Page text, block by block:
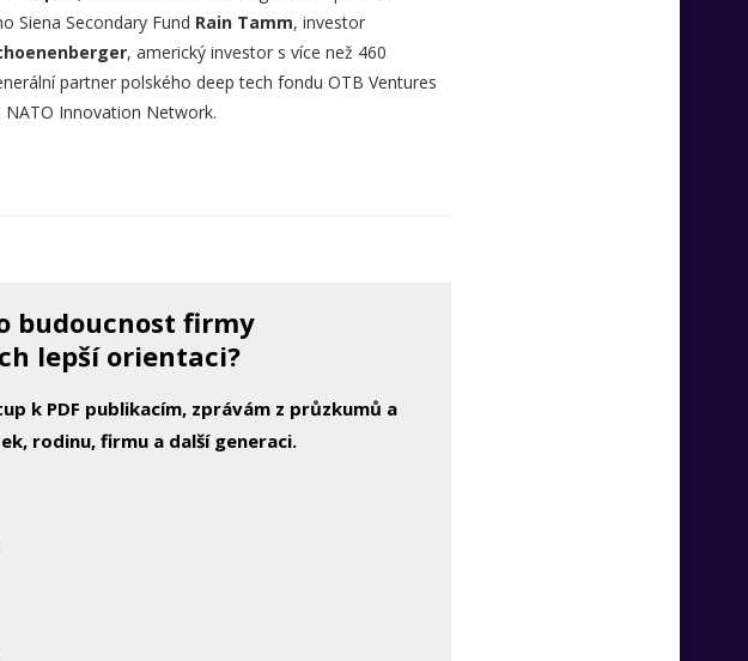
Siena Secondary Fund Rain Tamm, investor
, americký investor s více než 460
partner polského deep tech fondu OTB Ventures
Innovation Network.
budoucnost firmy
lepší orientaci?
k PDF publikacím, zprávám z průzkumů a
rodinu, firmu a další generaci.